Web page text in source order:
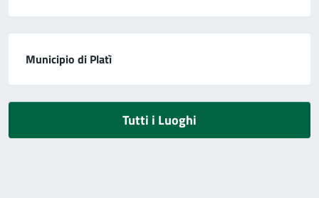
Municipio di Platì
Tutti i Luoghi